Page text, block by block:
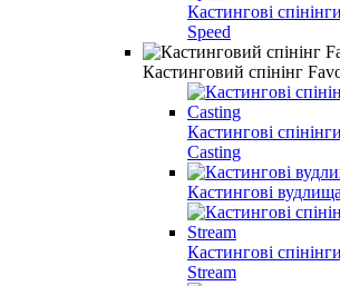
Кастингові
Speed
Кастинговий спінінг
Кастингові
Casting
Кастингові
Кастингові
Stream